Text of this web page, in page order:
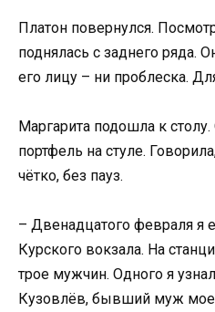
Платон повернулся.
поднялась с заднего ряда.
его лицу – ни проблеска.
Маргарита подошла к
портфель на стуле.
чётко, без пауз.
– Двенадцатого февраля я
Курского вокзала. На
трое мужчин. Одного я
Кузовлёв, бывший муж